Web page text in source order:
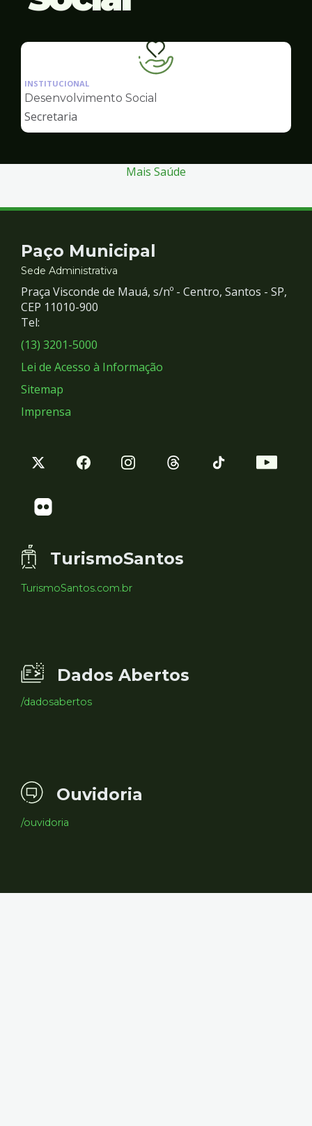
Ilustração
da
pagina
INSTITUCIONAL
Desenvolvimento Social
Secretaria
Mais Saúde
Contato
e
Redes
Sociais
Paço Municipal
Sede Administrativa
Praça Visconde de Mauá, s/nº - Centro, Santos - SP,
CEP 11010-900
Tel:
(13) 3201-5000
Lei de Acesso à Informação
Sitemap
Imprensa
TurismoSantos
TurismoSantos.com.br
Dados Abertos
/dadosabertos
Ouvidoria
/ouvidoria